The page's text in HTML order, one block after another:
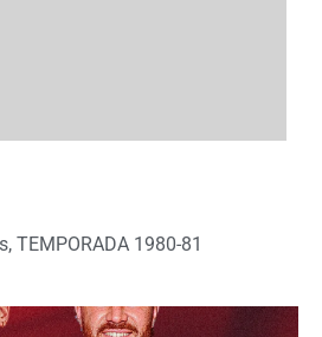
, TEMPORADA 1980-81